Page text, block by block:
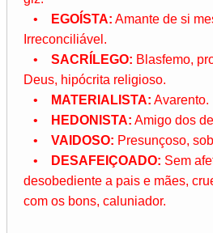
•
EGOÍSTA: Amante de si
Irreconciliável.
• SACRÍLEGO: Blasfemo,
Deus, hipócrita religioso.
•
MATERIALISTA: Avarento.
•
HEDONISTA: Amigo dos
• VAIDOSO: Presunçoso,
•
DESAFEIÇOADO: Sem
desobediente a pais e mães,
com os bons, caluniador.